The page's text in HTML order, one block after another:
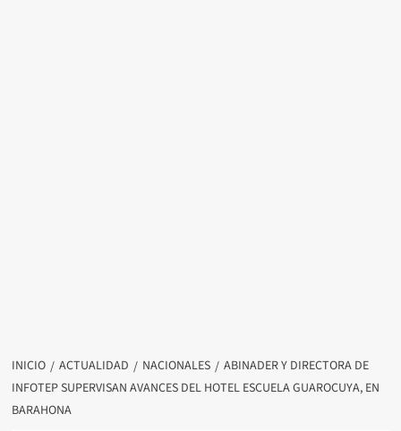
INICIO ACTUALIDAD NACIONALES
ABINADER Y DIRECTORA DE
INFOTEP SUPERVISAN AVANCES DEL HOTEL ESCUELA GUAROCUYA, EN
BARAHONA